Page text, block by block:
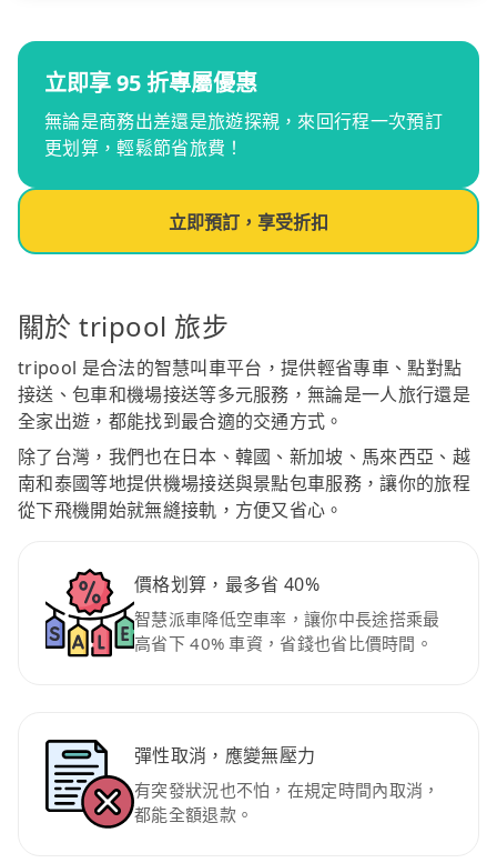
立即享 95 折專屬優惠
無論是商務出差還是旅遊探親，來回行程一次預訂
更划算，輕鬆節省旅費！
立即預訂，享受折扣
關於 tripool 旅步
tripool 是合法的智慧叫車平台，提供輕省專車、點對點
接送、包車和機場接送等多元服務，無論是一人旅行還是
全家出遊，都能找到最合適的交通方式。
除了台灣，我們也在日本、韓國、新加坡、馬來西亞、越
南和泰國等地提供機場接送與景點包車服務，讓你的旅程
從下飛機開始就無縫接軌，方便又省心。
價格划算，最多省 40%
智慧派車降低空車率，讓你中長途搭乘最
高省下 40% 車資，省錢也省比價時間。
彈性取消，應變無壓力
有突發狀況也不怕，在規定時間內取消，
都能全額退款。